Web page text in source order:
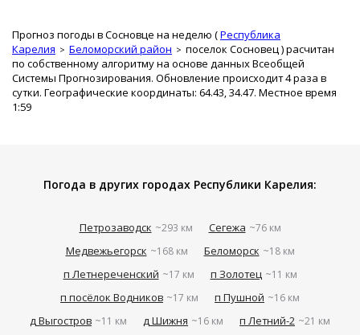
Прогноз погоды в Сосновце на неделю (Республика
Карелия
Беломорский район поселок Сосновец) расчитан
по собственному алгоритму на основе данных Всеобщей
Системы Прогнозирования. Обновление происходит 4 раза в
сутки. Географические координаты: 64.43, 34.47. Местное время
1:59
Погода в других городах Республики Карелия:
Петрозаводск ~293 км Сегежа ~76 км
Медвежьегорск ~168 км Беломорск ~18 км
п Летнереченский ~17 км п Золотец ~11 км
п посёлок Водников ~17 км п Пушной ~16 км
д Выгостров ~11 км д Шижня ~16 км п Летний-2 ~21 км